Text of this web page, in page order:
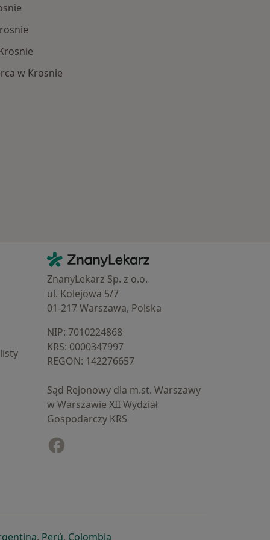
w Krosnie
Kontakt
ZnanyLekarz - Strona główna
ZnanyLekarz Sp. z o.o.
ul. Kolejowa 5/7
01-217 Warszawa, Polska
NIP: ⁠7010224868
KRS: ⁠0000347997
REGON: ⁠142276657
Sąd Rejonowy dla m.st. Warszawy
w Warszawie XII Wydział
Gospodarczy KRS
karcie
w nowej karcie
się w nowej karcie
otwiera się w nowej karcie
, Perúotwiera się w nowej karcie
, Colombiaotwiera się w nowej karcie